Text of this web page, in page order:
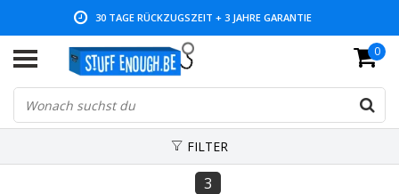
30 TAGE RÜCKZUGSZEIT + 3 JAHRE GARANTIE
NIEDRIGE PREISE UND GROSSE AUSWAHL 0
FILTER
3